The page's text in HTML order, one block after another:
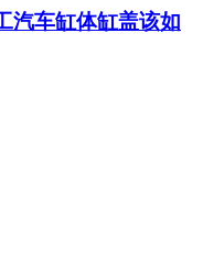
汽车缸体缸盖该如